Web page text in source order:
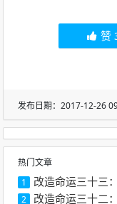
赞
发布日期：2017-12-26
热门文章
1
改造命运三十三
2 改造命运三十二